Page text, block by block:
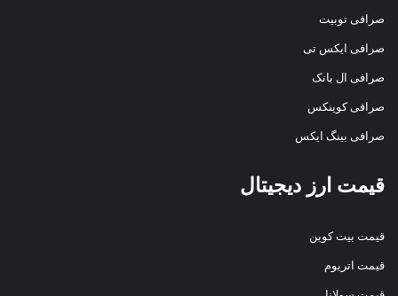
صرافی توبیت
صرافی ایکس تی
صرافی ال بانک
صرافی کوینکس
صرافی بینگ ایکس
قیمت ارز دیجیتال
قیمت بیت کوین
قیمت اتریوم